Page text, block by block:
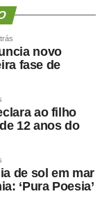
dos contratos
governo federal
a liberdade
dos
novo
fase de
ao filho
12 anos do
de sol em mar
‘Pura Poesia’